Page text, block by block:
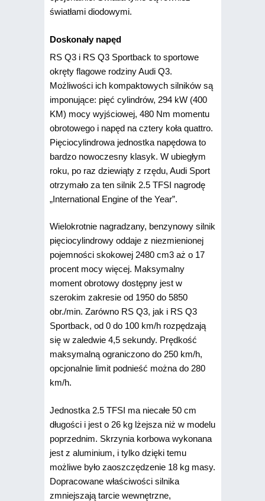
światłami diodowymi.
Doskonały napęd
RS Q3 i RS Q3 Sportback to sportowe
okręty flagowe rodziny Audi Q3.
Możliwości ich kompaktowych silników są
imponujące: pięć cylindrów, 294 kW (400
KM) mocy wyjściowej, 480 Nm momentu
obrotowego i napęd na cztery koła quattro.
Pięciocylindrowa jednostka napędowa to
bardzo nowoczesny klasyk. W ubiegłym
roku, po raz dziewiąty z rzędu, Audi Sport
otrzymało za ten silnik 2.5 TFSI nagrodę
„International Engine of the Year”.
Wielokrotnie nagradzany, benzynowy silnik
pięciocylindrowy oddaje z niezmienionej
pojemności skokowej 2480 cm3 aż o 17
procent mocy więcej. Maksymalny
moment obrotowy dostępny jest w
szerokim zakresie od 1950 do 5850
obr./min. Zarówno RS Q3, jak i RS Q3
Sportback, od 0 do 100 km/h rozpędzają
się w zaledwie 4,5 sekundy. Prędkość
maksymalną ograniczono do 250 km/h,
opcjonalnie limit podnieść można do 280
km/h.
Jednostka 2.5 TFSI ma niecałe 50 cm
długości i jest o 26 kg lżejsza niż w modelu
poprzednim. Skrzynia korbowa wykonana
jest z aluminium, i tylko dzięki temu
możliwe było zaoszczędzenie 18 kg masy.
Dopracowane właściwości silnika
zmniejszają tarcie wewnętrzne,